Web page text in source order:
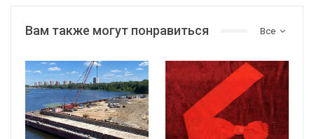
Все
Вам также могут понравиться